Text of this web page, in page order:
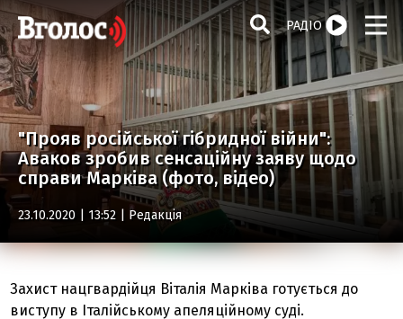
РАДІО
"Прояв російської гібридної війни":
Аваков зробив сенсаційну заяву щодо
справи Марківа (фото, відео)
23.10.2020 | 13:52 | Редакція
Захист нацгвардійця Віталія Марківа готується до
виступу в Італійському апеляційному суді.